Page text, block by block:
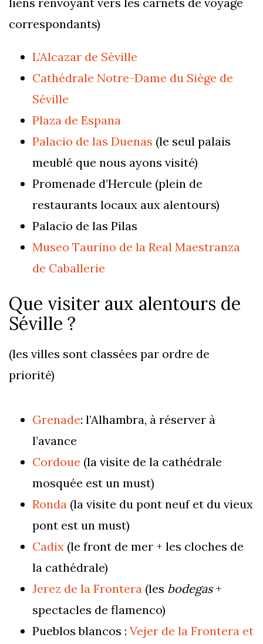
correspondants)
L’Alcazar de Séville
Cathédrale Notre-Dame du Siège de
Séville
Plaza de Espana
Palacio de las Duenas (le seul palais
meublé que nous ayons visité)
Promenade d’Hercule (plein de
restaurants locaux aux alentours)
Palacio de las Pilas
Museo Taurino de la Real Maestranza
de Caballerie
Que visiter aux alentours de
Séville ?
(les villes sont classées par ordre de
priorité)
Grenade: l’Alhambra, à réserver à
l’avance
Cordoue (la visite de la cathédrale
mosquée est un must)
Ronda (la visite du pont neuf et du vieux
pont est un must)
Cadix (le front de mer + les cloches de
la cathédrale)
Jerez de la Frontera (les bodegas+
spectacles de flamenco)
Pueblos blancos : Vejer de la Frontera et